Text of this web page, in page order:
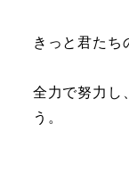
きっと君たち
全力で努力し
う。